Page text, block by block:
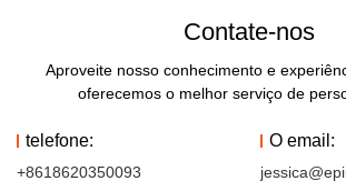
Contate-nos
Aproveite nosso conhecimento e
oferecemos o melhor serviço de
telefone:
+8618620350093
O email: